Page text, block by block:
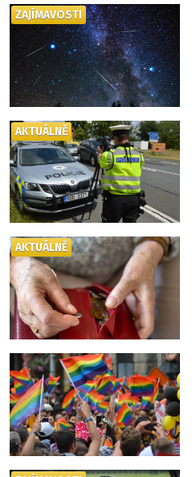
ZAJÍMAVOSTI
AKTUÁLNĚ
AKTUÁLNĚ